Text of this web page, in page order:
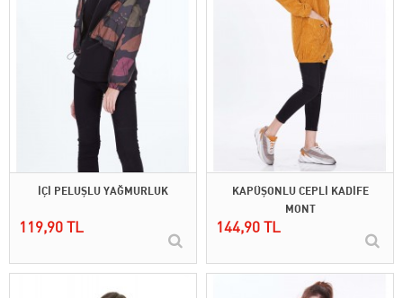
İÇİ PELUŞLU YAĞMURLUK
119,90 TL
KAPÜŞONLU CEPLİ KADİFE
MONT
144,90 TL